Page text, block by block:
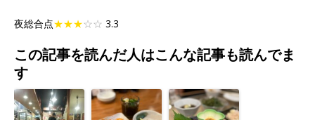
夜総合点★★★☆☆ 3.3
この記事を読んだ人はこんな記事も読んでま
す